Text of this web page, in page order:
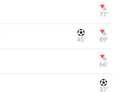
77‎’‎
45‎’‎ 89‎’‎
66‎’‎
37‎’‎